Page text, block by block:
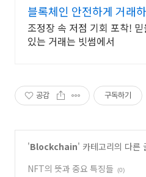
블록체인 안전하게 거래
신규 가입 시 5만원 혜택
조정장 속 저점 기회 포착! 믿
있는 거래는 빗썸에서
공감 구독하기
'Blockchain' 카테고리의 다른
NFT의 뜻과 중요 특징들
(0)